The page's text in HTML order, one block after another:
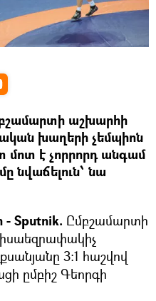
աշխարհի
խաղերի չեմպիոն
մոտ է չորրորդ անգամ
նվաճելուն՝ նա
Sputnik. Ըմբշամարտի
3:1 հաշվով
ըմբիշ Գեորգի